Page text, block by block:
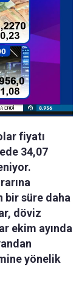
fiyatı
34,07
bir süre daha
döviz
ekim ayında
yönelik